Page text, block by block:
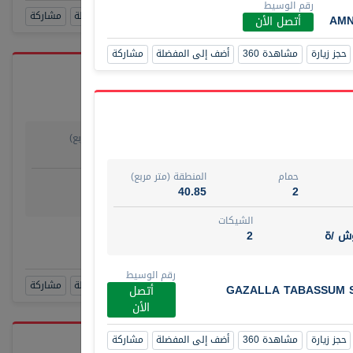
حجز زيارة أضف إلى المفضلة مشاركة
المنطقة (متر مربع)
/ة
الشيكات
4
حجز زيارة أضف إلى المفضلة مشاركة
رقم الوسيط
أتصل الأن
حجز زيارة مشاهدة 360 أضف إلى المفضلة مشاركة
حمام
2
المنطقة (متر مربع)
40.85
/ة
الشيكات
2
GAZALLA TABASSUM
رقم الوسيط
أتصل
الأن
حجز زيارة مشاهدة 360 أضف إلى المفضلة مشاركة